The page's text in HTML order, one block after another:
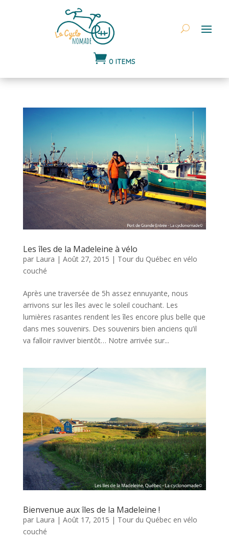
 0 ITEMS
Les îles de la Madeleine à vélo
par Laura | Août 27, 2015 | Tour du Québec en vélo
couché
Après une traversée de 5h assez ennuyante, nous
arrivons sur les îles avec le soleil couchant. Les
lumières rasantes rendent les îles encore plus belle que
dans mes souvenirs. Des souvenirs bien anciens qu’il
va falloir raviver bientôt… Notre arrivée sur...
Bienvenue aux îles de la Madeleine !
par Laura | Août 17, 2015 | Tour du Québec en vélo
couché